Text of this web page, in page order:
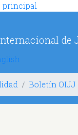
principal
de
Boletín OIJJ